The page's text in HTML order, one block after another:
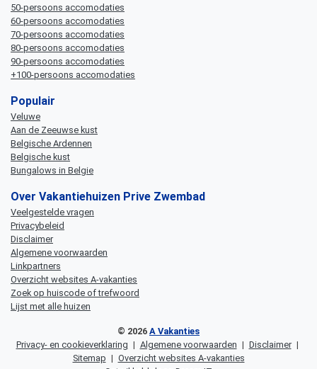
50-persoons accomodaties
60-persoons accomodaties
70-persoons accomodaties
80-persoons accomodaties
90-persoons accomodaties
+100-persoons accomodaties
Populair
Veluwe
Aan de Zeeuwse kust
Belgische Ardennen
Belgische kust
Bungalows in Belgie
Over Vakantiehuizen Prive Zwembad
Veelgestelde vragen
Privacybeleid
Disclaimer
Algemene voorwaarden
Linkpartners
Overzicht websites A-vakanties
Zoek op huiscode of trefwoord
Lijst met alle huizen
© 2026 A Vakanties
Privacy- en cookieverklaring | Algemene voorwaarden | Disclaimer |
Sitemap | Overzicht websites A-vakanties